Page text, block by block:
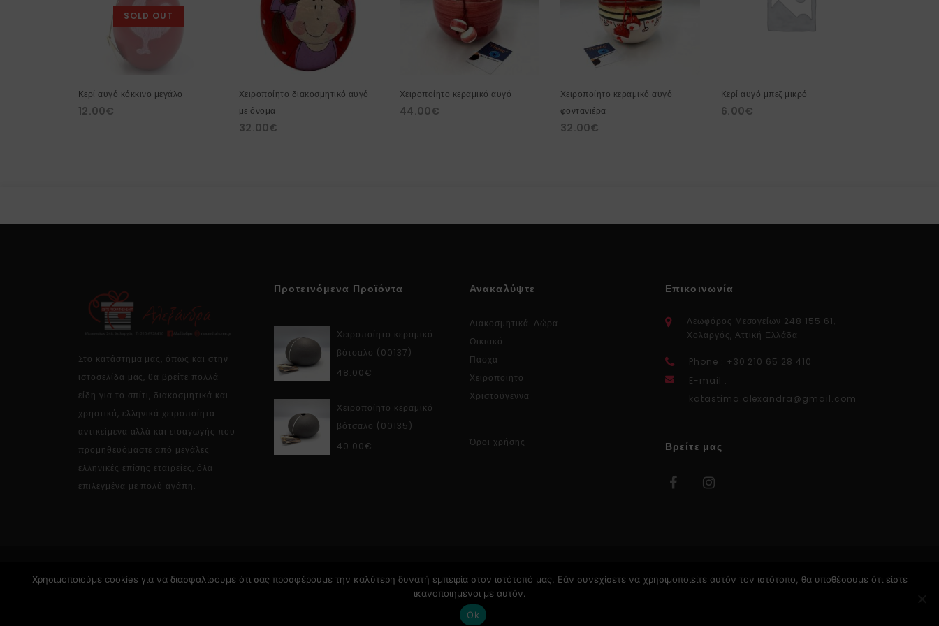
SOLD OUT
Κερί αυγό κόκκινο μεγάλο
12.00€
Χειροποίητο διακοσμητικό αυγό
με όνομα
32.00€
Χειροποίητο κεραμικό αυγό
44.00€
Χειροποίητο κεραμικό αυγό
φοντανιέρα
32.00€
Κερί αυγό μπεζ μικρό
6.00€
Στο κατάστημα μας, όπως και στην
ιστοσελίδα μας, θα βρείτε πολλά
είδη για το σπίτι, διακοσμητικά και
χρηστικά, ελληνικά χειροποίητα
αντικείμενα αλλά και εισαγωγής που
προμηθευόμαστε από μεγάλες
ελληνικές επίσης εταιρείες, όλα
επιλεγμένα με πολύ αγάπη.
Προτεινόμενα Προϊόντα
Χειροποίητο κεραμικό
βότσαλο (00137)
48.00€
Χειροποίητο κεραμικό
βότσαλο (00135)
40.00€
Ανακαλύψτε
Διακοσμητικά-Δώρα
Οικιακό
Πάσχα
Χειροποίητο
Χριστούγεννα
Όροι χρήσης
Επικοινωνία
Λεωφόρος Μεσογείων 248 155 61,
Χολαργός, Αττική Ελλάδα
Phone : +30 210 65 28 410
E-mail :
katastima.alexandra@gmail.com
Βρείτε μας
Χρησιμοποιούμε cookies για να διασφαλίσουμε ότι σας προσφέρουμε την καλύτερη δυνατή εμπειρία στον ιστότοπό μας. Εάν συνεχίσετε να χρησιμοποιείτε αυτόν τον ιστότοπο, θα υποθέσουμε ότι είστε
ικανοποιημένοι με αυτόν.
Ok